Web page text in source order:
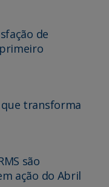
de
que transforma
são
ação do Abril